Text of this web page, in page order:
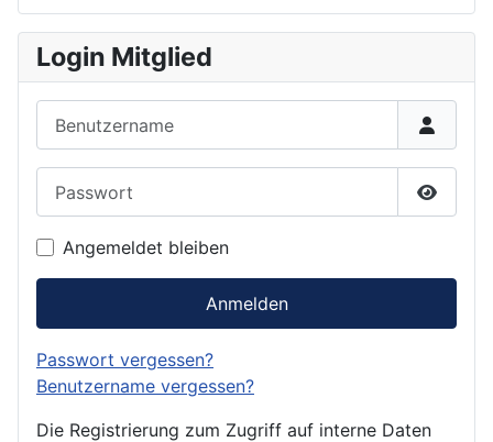
Login Mitglied
Angemeldet bleiben
Anmelden
Passwort vergessen?
Benutzername vergessen?
Die Registrierung zum Zugriff auf interne Daten